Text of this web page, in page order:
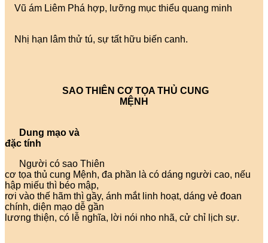
Vũ ám Liêm Phá hợp, lưỡng mục thiểu quang minh
Nhị hạn lâm thử tú, sự tất hữu biến canh.
SAO THIÊN CƠ TỌA THỦ CUNG
MỆNH
Dung mạo và
đặc tính
Người có sao Thiên
cơ tọa thủ cung Mệnh, đa phần là có dáng người cao, nếu
hập miếu thì béo mập,
rơi vào thế hãm thì gầy, ánh mắt linh hoạt, dáng vẻ đoan
chính, diện mạo dễ gần
lương thiện, có lễ nghĩa, lời nói nho nhã, cử chỉ lịch sự.